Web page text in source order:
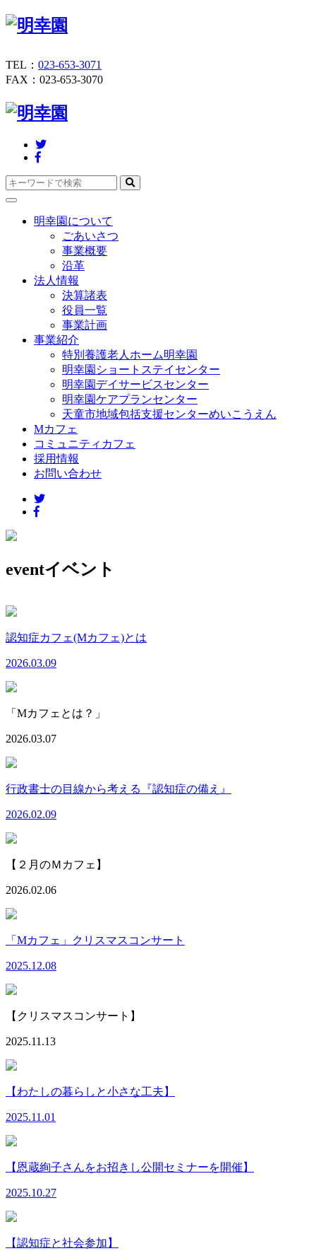
TEL： 023-653-3071
FAX：023-653-3070
Toggle
navigation明幸園について
ごあいさつ
事業概要
沿革
法人情報
決算諸表
役員一覧
事業計画
事業紹介
特別養護老人ホーム明幸園
明幸園ショートステイセンター
明幸園デイサービスセンター
明幸園ケアプランセンター
天童市地域包括支援センターめいこうえん
Mカフェ
コミュニティカフェ
採用情報
お問い合わせ
eventイベント
認知症カフェ(Mカフェ)とは
2026.03.09
「Mカフェとは？」
2026.03.07
行政書士の目線から考える『認知症の備え』
2026.02.09
【２月のＭカフェ】
2026.02.06
「Mカフェ」クリスマスコンサート
2025.12.08
【クリスマスコンサート】
2025.11.13
【わたしの暮らしと小さな工夫】
2025.11.01
【恩蔵絢子さんをお招きし公開セミナーを開催】
2025.10.27
【認知症と社会参加】